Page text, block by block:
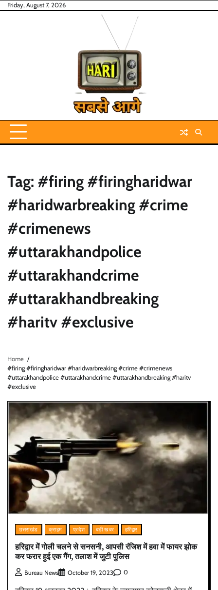
SkipFriday, August 7, 2026
Tag: #firing #firingharidwar
#haridwarbreaking #crime
#crimenews
#uttarakhandpolice
#uttarakhandcrime
#uttarakhandbreaking
#haritv #exclusive
Home
#firing #firingharidwar #haridwarbreaking #crime #crimenews
#uttarakhandpolice #uttarakhandcrime #uttarakhandbreaking #haritv
#exclusive
उत्तराखंड क्राइम प्रदेश बड़ी खबर हरिद्वार
हरिद्वार में गोली चलने से सनसनी, आपसी रंजिश में हवा में फायर झोक
कर फरार हुई एक गैंग, तलाश में जुटी पुलिस
Bureau News October 19, 2023 0